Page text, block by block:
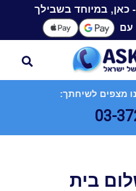
עם
מצפים לשיחתך:
03-
בית